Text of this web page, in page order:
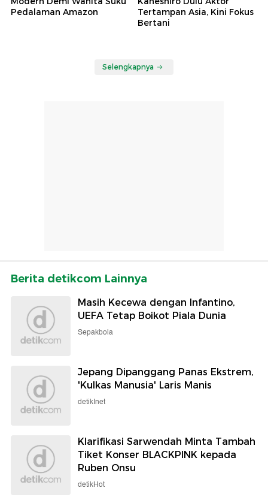
Pedalaman Amazon
Tertampan Asia, Kini Fokus
Bertani
Selengkapnya
Berita detikcom Lainnya
Masih Kecewa dengan Infantino,
UEFA Tetap Boikot Piala Dunia
Sepakbola
Jepang Dipanggang Panas Ekstrem,
'Kulkas Manusia' Laris Manis
detikInet
Klarifikasi Sarwendah Minta Tambah
Tiket Konser BLACKPINK kepada
Ruben Onsu
detikHot